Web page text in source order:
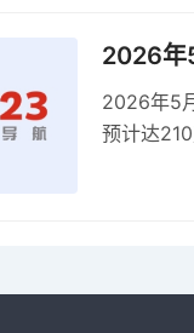
2026年
2026年5
预计达